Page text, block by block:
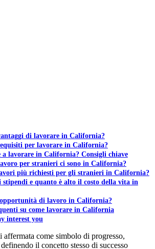
di lavorare in California?
per lavorare in California?
a lavorare in California? Consigli chiave
per stranieri ci sono in California?
più richiesti per gli stranieri in California?
stipendi e quanto è alto il costo della vita in
di lavoro in California?
su come lavorare in California
interest you
come simbolo di progresso,
il concetto stesso di successo